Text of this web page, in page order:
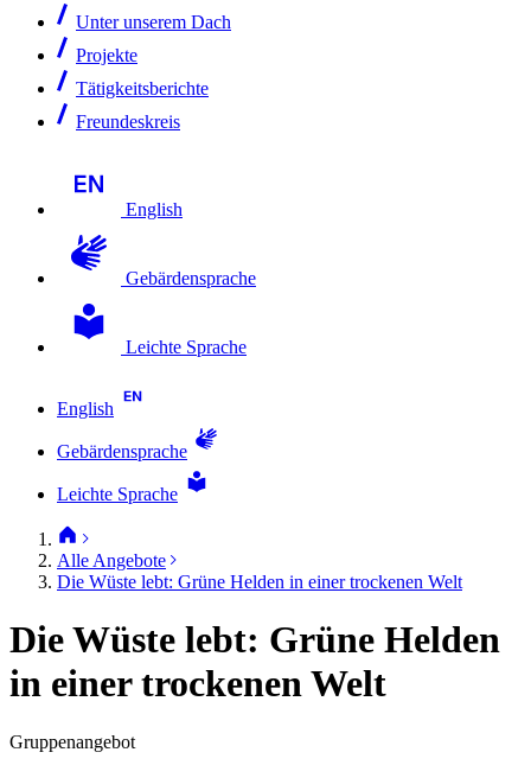
Unter unserem Dach
Projekte
Tätigkeitsberichte
Freundeskreis
English
Gebärdensprache
Leichte Sprache
English
Gebärdensprache
Leichte Sprache
Alle Angebote
Die Wüste lebt: Grüne Helden in einer trockenen Welt
Die Wüste lebt: Grüne Helden
in einer trockenen Welt
Gruppenangebot